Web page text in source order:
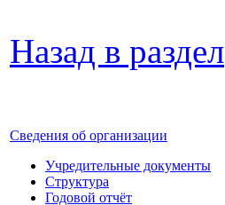
Назад в раздел
Сведения об организации
Учредительные документы
Структура
Годовой отчёт